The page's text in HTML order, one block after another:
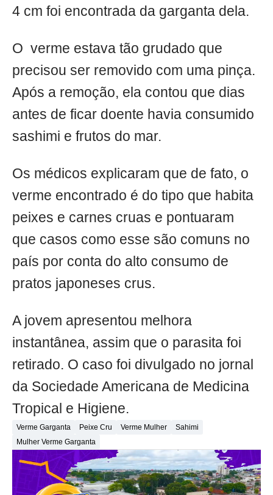
4 cm foi encontrada da garganta dela.
O verme estava tão grudado que
precisou ser removido com uma pinça.
Após a remoção, ela contou que dias
antes de ficar doente havia consumido
sashimi e frutos do mar.
Os médicos explicaram que de fato, o
verme encontrado é do tipo que habita
peixes e carnes cruas e pontuaram
que casos como esse são comuns no
país por conta do alto consumo de
pratos japoneses crus.
A jovem apresentou melhora
instantânea, assim que o parasita foi
retirado. O caso foi divulgado no jornal
da Sociedade Americana de Medicina
Tropical e Higiene.
Verme Garganta Peixe Cru Verme Mulher
Sahimi
Mulher Verme Garganta